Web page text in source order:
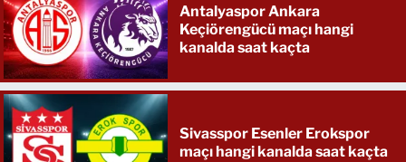
Antalyaspor Ankara
Keçiörengücü maçı hangi
kanalda saat kaçta
Sivasspor Esenler Erokspor
maçı hangi kanalda saat kaçta